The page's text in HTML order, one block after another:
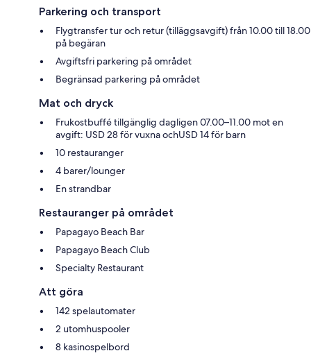
Parkering och transport
Flygtransfer tur och retur (tilläggsavgift) från 10.00 till 18.00
på begäran
Avgiftsfri parkering på området
Begränsad parkering på området
Mat och dryck
Frukostbuffé tillgänglig dagligen 07.00–11.00 mot en
avgift: USD 28 för vuxna ochUSD 14 för barn
10 restauranger
4 barer/lounger
En strandbar
Restauranger på området
Papagayo Beach Bar
Papagayo Beach Club
Specialty Restaurant
Att göra
142 spelautomater
2 utomhuspooler
8 kasinospelbord